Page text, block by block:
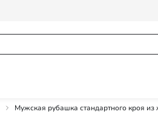
Мужская рубашка стандартного кроя из